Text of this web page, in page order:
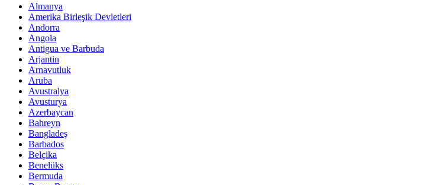
Almanya
Amerika Birleşik Devletleri
Andorra
Angola
Antigua ve Barbuda
Arjantin
Arnavutluk
Aruba
Avustralya
Avusturya
Azerbaycan
Bahreyn
Bangladeş
Barbados
Belçika
Benelüks
Bermuda